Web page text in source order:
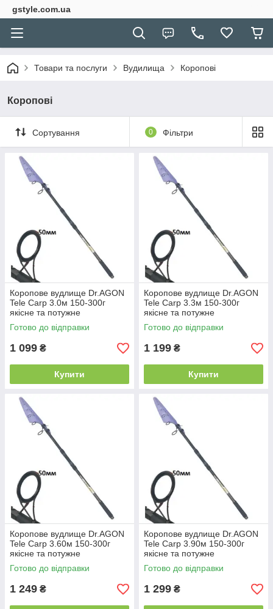
gstyle.com.ua
Товари та послуги Вудилища Коропові
Коропові
Сортування 0 Фільтри
Коропове вудлище Dr.AGON
Tele Carp 3.0м 150-300г
якісне та потужне
Готово до відправки
1 099 ₴
Купити
Коропове вудлище Dr.AGON
Tele Carp 3.3м 150-300г
якісне та потужне
Готово до відправки
1 199 ₴
Купити
Коропове вудлище Dr.AGON
Tele Carp 3.60м 150-300г
якісне та потужне
Готово до відправки
1 249 ₴
Коропове вудлище Dr.AGON
Tele Carp 3.90м 150-300г
якісне та потужне
Готово до відправки
1 299 ₴